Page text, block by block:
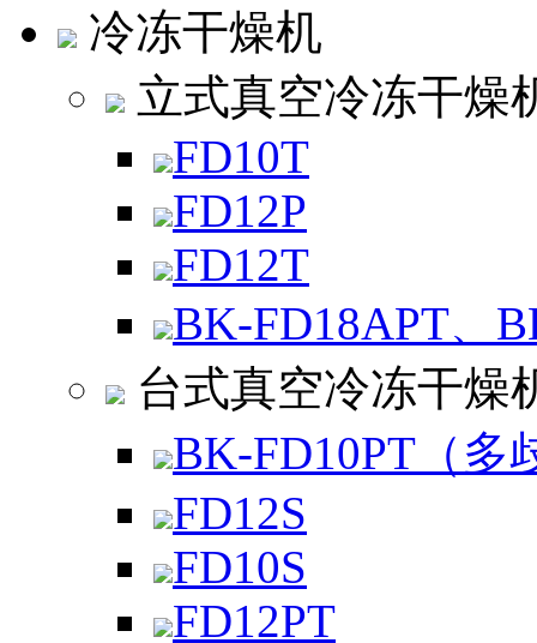
冷冻干燥机
立式真空冷冻干燥
FD10T
FD12P
FD12T
BK-FD18APT、
台式真空冷冻干燥
BK-FD10PT（
FD12S
FD10S
FD12PT